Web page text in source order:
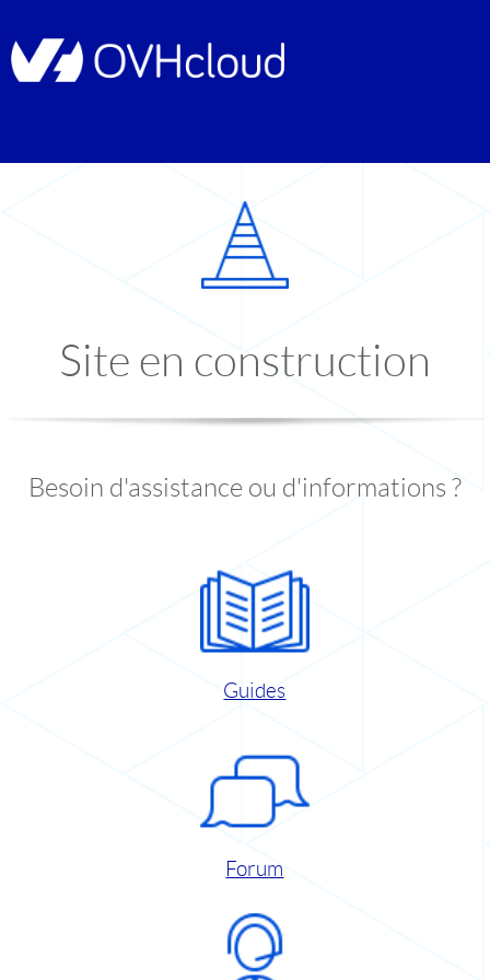
Site en construction
Besoin d'assistance ou d'informations ?
Guides
Forum